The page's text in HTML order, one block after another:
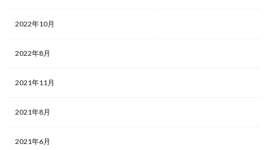
2022年10月
2022年8月
2021年11月
2021年8月
2021年6月